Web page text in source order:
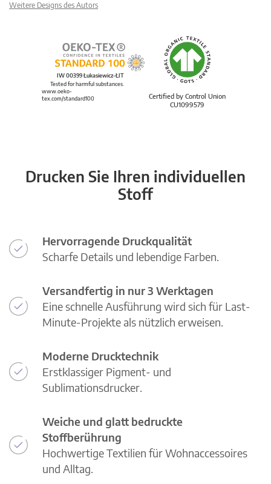
Weitere Designs des Autors
Certified by Control Union
CU1099579
IW 00399 Łukasiewicz-ŁIT
Tested for harmful substances.
www.oeko-
tex.com/standard100
Drucken Sie Ihren individuellen
Stoff
Hervorragende Druckqualität
Scharfe Details und lebendige Farben.
Versandfertig in nur 3 Werktagen
Eine schnelle Ausführung wird sich für Last-
Minute-Projekte als nützlich erweisen.
Moderne Drucktechnik
Erstklassiger Pigment- und
Sublimationsdrucker.
Weiche und glatt bedruckte
Stoffberührung
Hochwertige Textilien für Wohnaccessoires
und Alltag.